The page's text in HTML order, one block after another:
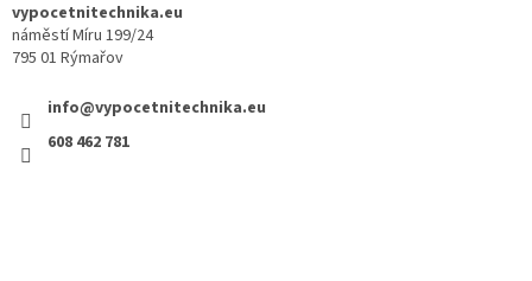
vypocetnitechnika.eu
náměstí Míru 199/24
795 01 Rýmařov
info@vypocetnitechnika.eu
608 462 781